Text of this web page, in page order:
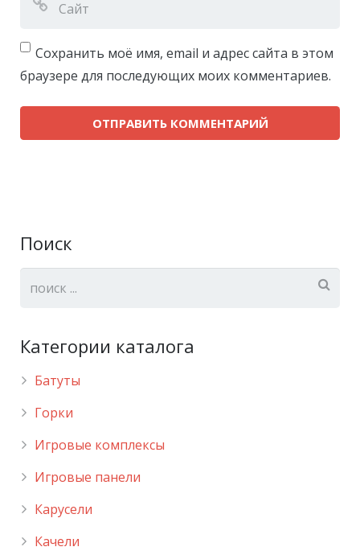
Сохранить моё имя, email и адрес сайта в этом
браузере для последующих моих комментариев.
Поиск
Категории каталога
Батуты
Горки
Игровые комплексы
Игровые панели
Карусели
Качели